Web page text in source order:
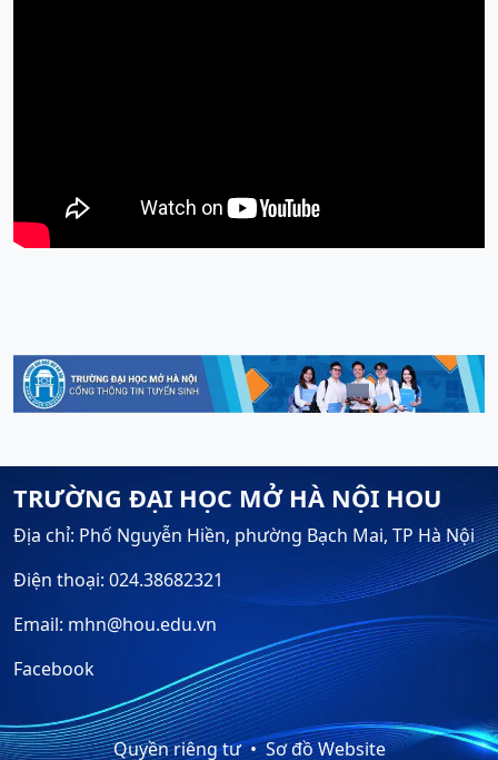
TRƯỜNG ĐẠI HỌC MỞ HÀ NỘI HOU
Địa chỉ: Phố Nguyễn Hiền, phường Bạch Mai, TP Hà Nội
Điện thoại: 024.38682321
Email: mhn@hou.edu.vn
Facebook
Quyền riêng tư Sơ đồ Website